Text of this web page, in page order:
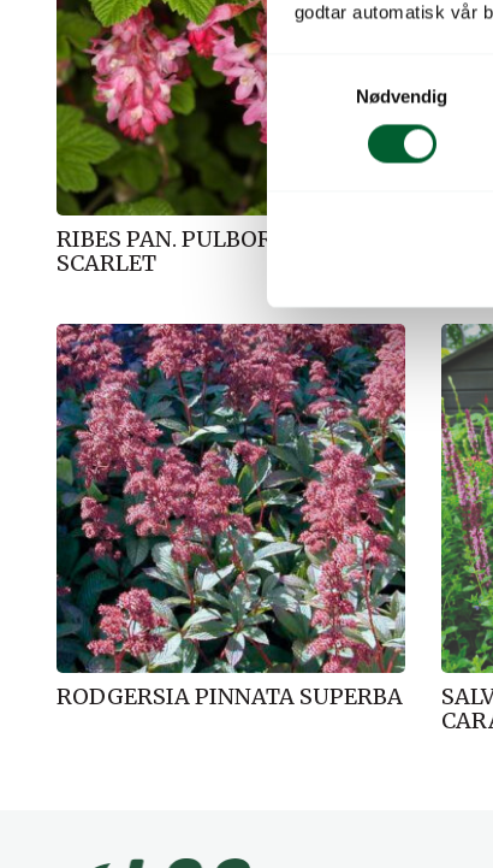
godtar automatisk vår
S
a
m
k
k
v
a
l
g
Nødvendig
RIBES PAN. PULBOROUGH
SCARLET
RODGERSIA PINNATA SUPERBA